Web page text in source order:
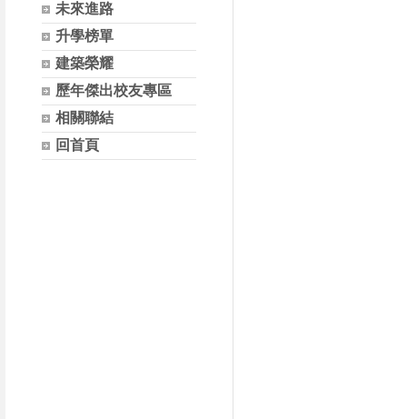
未來進路
升學榜單
建築榮耀
歷年傑出校友專區
相關聯結
回首頁